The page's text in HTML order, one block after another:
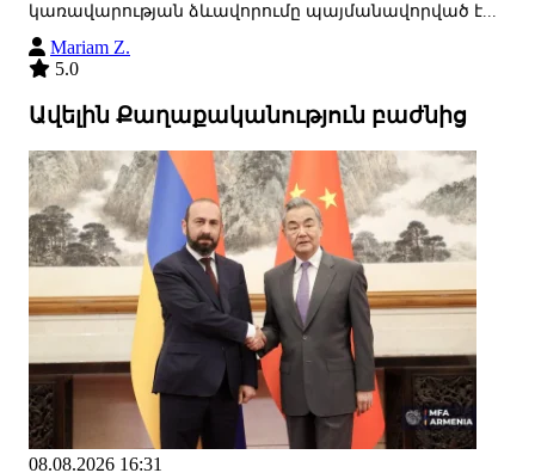
կառավարության ձևավորումը պայմանավորված է...
Mariam Z.
5.0
Ավելին Քաղաքականություն բաժնից
08.08.2026 16:31